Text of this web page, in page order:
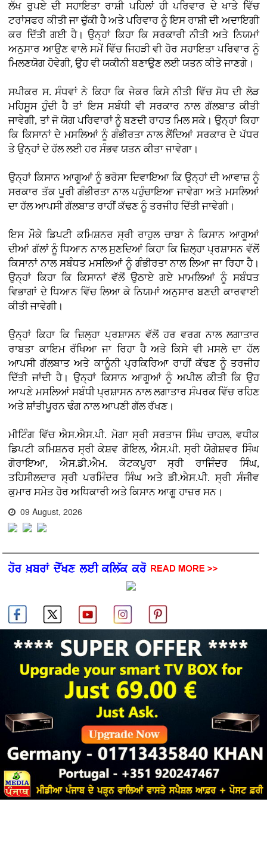
ਲੱਖ ਰੁਪਏ ਦੀ ਸਹਾਇਤਾ ਰਾਸ਼ੀ ਪਹਿਲਾਂ ਹੀ ਪਰਿਵਾਰ ਦੇ ਖਾਤੇ ਵਿੱਚ
ਟਰਾਂਸਫਰ ਕੀਤੀ ਜਾ ਚੁੱਕੀ ਹੈ ਅਤੇ ਪਰਿਵਾਰ ਨੂੰ ਇਸ ਰਾਸ਼ੀ ਦੀ ਅਦਾਇਗੀ
ਕਰ ਦਿੱਤੀ ਗਈ ਹੈ। ਉਨ੍ਹਾਂ ਕਿਹਾ ਕਿ ਸਰਕਾਰੀ ਨੀਤੀ ਅਤੇ ਨਿਯਮਾਂ
ਅਨੁਸਾਰ ਆਉਣ ਵਾਲੇ ਸਮੇਂ ਵਿੱਚ ਜਿਹੜੀ ਵੀ ਹੋਰ ਸਹਾਇਤਾ ਪਰਿਵਾਰ ਨੂੰ
ਮਿਲਣਯੋਗ ਹੋਵੇਗੀ, ਉਹ ਵੀ ਯਕੀਨੀ ਬਣਾਉਣ ਲਈ ਯਤਨ ਕੀਤੇ ਜਾਣਗੇ।
ਸਪੀਕਰ ਸ. ਸੰਧਵਾਂ ਨੇ ਕਿਹਾ ਕਿ ਜੇਕਰ ਕਿਸੇ ਨੀਤੀ ਵਿੱਚ ਸੋਧ ਦੀ ਲੋੜ
ਮਹਿਸੂਸ ਹੁੰਦੀ ਹੈ ਤਾਂ ਇਸ ਸਬੰਧੀ ਵੀ ਸਰਕਾਰ ਨਾਲ ਗੱਲਬਾਤ ਕੀਤੀ
ਜਾਵੇਗੀ, ਤਾਂ ਜੋ ਯੋਗ ਪਰਿਵਾਰਾਂ ਨੂੰ ਬਣਦੀ ਰਾਹਤ ਮਿਲ ਸਕੇ। ਉਨ੍ਹਾਂ ਕਿਹਾ
ਕਿ ਕਿਸਾਨਾਂ ਦੇ ਮਸਲਿਆਂ ਨੂੰ ਗੰਭੀਰਤਾ ਨਾਲ ਲੈਂਦਿਆਂ ਸਰਕਾਰ ਦੇ ਪੱਧਰ
ਤੇ ਉਨ੍ਹਾਂ ਦੇ ਹੱਲ ਲਈ ਹਰ ਸੰਭਵ ਯਤਨ ਕੀਤਾ ਜਾਵੇਗਾ।
ਉਨ੍ਹਾਂ ਕਿਸਾਨ ਆਗੂਆਂ ਨੂੰ ਭਰੋਸਾ ਦਿਵਾਇਆ ਕਿ ਉਨ੍ਹਾਂ ਦੀ ਆਵਾਜ਼ ਨੂੰ
ਸਰਕਾਰ ਤੱਕ ਪੂਰੀ ਗੰਭੀਰਤਾ ਨਾਲ ਪਹੁੰਚਾਇਆ ਜਾਵੇਗਾ ਅਤੇ ਮਸਲਿਆਂ
ਦਾ ਹੱਲ ਆਪਸੀ ਗੱਲਬਾਤ ਰਾਹੀਂ ਕੱਢਣ ਨੂੰ ਤਰਜੀਹ ਦਿੱਤੀ ਜਾਵੇਗੀ।
ਇਸ ਮੌਕੇ ਡਿਪਟੀ ਕਮਿਸ਼ਨਰ ਸ੍ਰੀ ਰਾਹੁਲ ਚਾਬਾ ਨੇ ਕਿਸਾਨ ਆਗੂਆਂ
ਦੀਆਂ ਗੱਲਾਂ ਨੂੰ ਧਿਆਨ ਨਾਲ ਸੁਣਦਿਆਂ ਕਿਹਾ ਕਿ ਜ਼ਿਲ੍ਹਾ ਪ੍ਰਸ਼ਾਸਨ ਵੱਲੋਂ
ਕਿਸਾਨਾਂ ਨਾਲ ਸਬੰਧਤ ਮਸਲਿਆਂ ਨੂੰ ਗੰਭੀਰਤਾ ਨਾਲ ਲਿਆ ਜਾ ਰਿਹਾ ਹੈ।
ਉਨ੍ਹਾਂ ਕਿਹਾ ਕਿ ਕਿਸਾਨਾਂ ਵੱਲੋਂ ਉਠਾਏ ਗਏ ਮਾਮਲਿਆਂ ਨੂੰ ਸਬੰਧਤ
ਵਿਭਾਗਾਂ ਦੇ ਧਿਆਨ ਵਿੱਚ ਲਿਆ ਕੇ ਨਿਯਮਾਂ ਅਨੁਸਾਰ ਬਣਦੀ ਕਾਰਵਾਈ
ਕੀਤੀ ਜਾਵੇਗੀ।
ਉਨ੍ਹਾਂ ਕਿਹਾ ਕਿ ਜ਼ਿਲ੍ਹਾ ਪ੍ਰਸ਼ਾਸਨ ਵੱਲੋਂ ਹਰ ਵਰਗ ਨਾਲ ਲਗਾਤਾਰ
ਰਾਬਤਾ ਕਾਇਮ ਰੱਖਿਆ ਜਾ ਰਿਹਾ ਹੈ ਅਤੇ ਕਿਸੇ ਵੀ ਮਸਲੇ ਦਾ ਹੱਲ
ਆਪਸੀ ਗੱਲਬਾਤ ਅਤੇ ਕਾਨੂੰਨੀ ਪ੍ਰਕਿਰਿਆ ਰਾਹੀਂ ਕੱਢਣ ਨੂੰ ਤਰਜੀਹ
ਦਿੱਤੀ ਜਾਂਦੀ ਹੈ। ਉਨ੍ਹਾਂ ਕਿਸਾਨ ਆਗੂਆਂ ਨੂੰ ਅਪੀਲ ਕੀਤੀ ਕਿ ਉਹ
ਆਪਣੇ ਮਸਲਿਆਂ ਸਬੰਧੀ ਪ੍ਰਸ਼ਾਸਨ ਨਾਲ ਲਗਾਤਾਰ ਸੰਪਰਕ ਵਿੱਚ ਰਹਿਣ
ਅਤੇ ਸ਼ਾਂਤੀਪੂਰਨ ਢੰਗ ਨਾਲ ਆਪਣੀ ਗੱਲ ਰੱਖਣ।
ਮੀਟਿੰਗ ਵਿੱਚ ਐਸ.ਐਸ.ਪੀ. ਮੋਗਾ ਸ੍ਰੀ ਸਰਤਾਜ ਸਿੰਘ ਚਾਹਲ, ਵਧੀਕ
ਡਿਪਟੀ ਕਮਿਸ਼ਨਰ ਸ੍ਰੀ ਕੇਸ਼ਵ ਗੋਇਲ, ਐਸ.ਪੀ. ਸ੍ਰੀ ਯੋਗੇਸ਼ਵਰ ਸਿੰਘ
ਗੋਰਾਇਆ, ਐਸ.ਡੀ.ਐਮ. ਕੋਟਕਪੂਰਾ ਸ੍ਰੀ ਰਾਜਿੰਦਰ ਸਿੰਘ,
ਤਹਿਸੀਲਦਾਰ ਸ੍ਰੀ ਪਰਮਿੰਦਰ ਸਿੰਘ ਅਤੇ ਡੀ.ਐਸ.ਪੀ. ਸ੍ਰੀ ਸੰਜੀਵ
ਕੁਮਾਰ ਸਮੇਤ ਹੋਰ ਅਧਿਕਾਰੀ ਅਤੇ ਕਿਸਾਨ ਆਗੂ ਹਾਜ਼ਰ ਸਨ।
09 August, 2026